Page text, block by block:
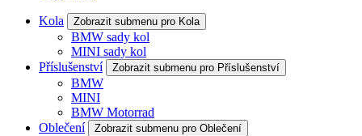
Kola Zobrazit submenu pro Kola
BMW sady kol
MINI sady kol
Příslušenství
Zobrazit submenu pro Příslušenství
BMW
MINI
BMW Motorrad
Oblečení
Zobrazit submenu pro Oblečení